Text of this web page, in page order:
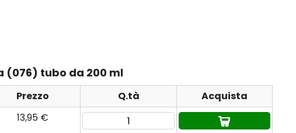
(076) tubo da 200 ml
Prezzo Q.tà
Acquista
13,95 €